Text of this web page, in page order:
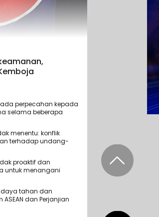
perpecahan kepada
selama beberapa
menentu: konflik
terhadap undang-
proaktif dan
untuk menangani
daya tahan dan
dan Perjanjian